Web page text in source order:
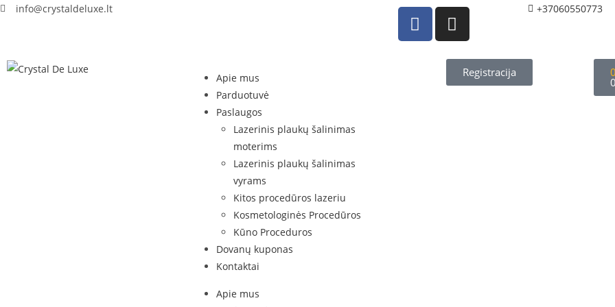
info@crystaldeluxe.lt +37060550773
Apie mus
Parduotuvė
Paslaugos
Lazerinis plaukų šalinimas
moterims
Lazerinis plaukų šalinimas
vyrams
Kitos procedūros lazeriu
Kosmetologinės Procedūros
Kūno Proceduros
Dovanų kuponas
Kontaktai
Apie mus
Registracija
0